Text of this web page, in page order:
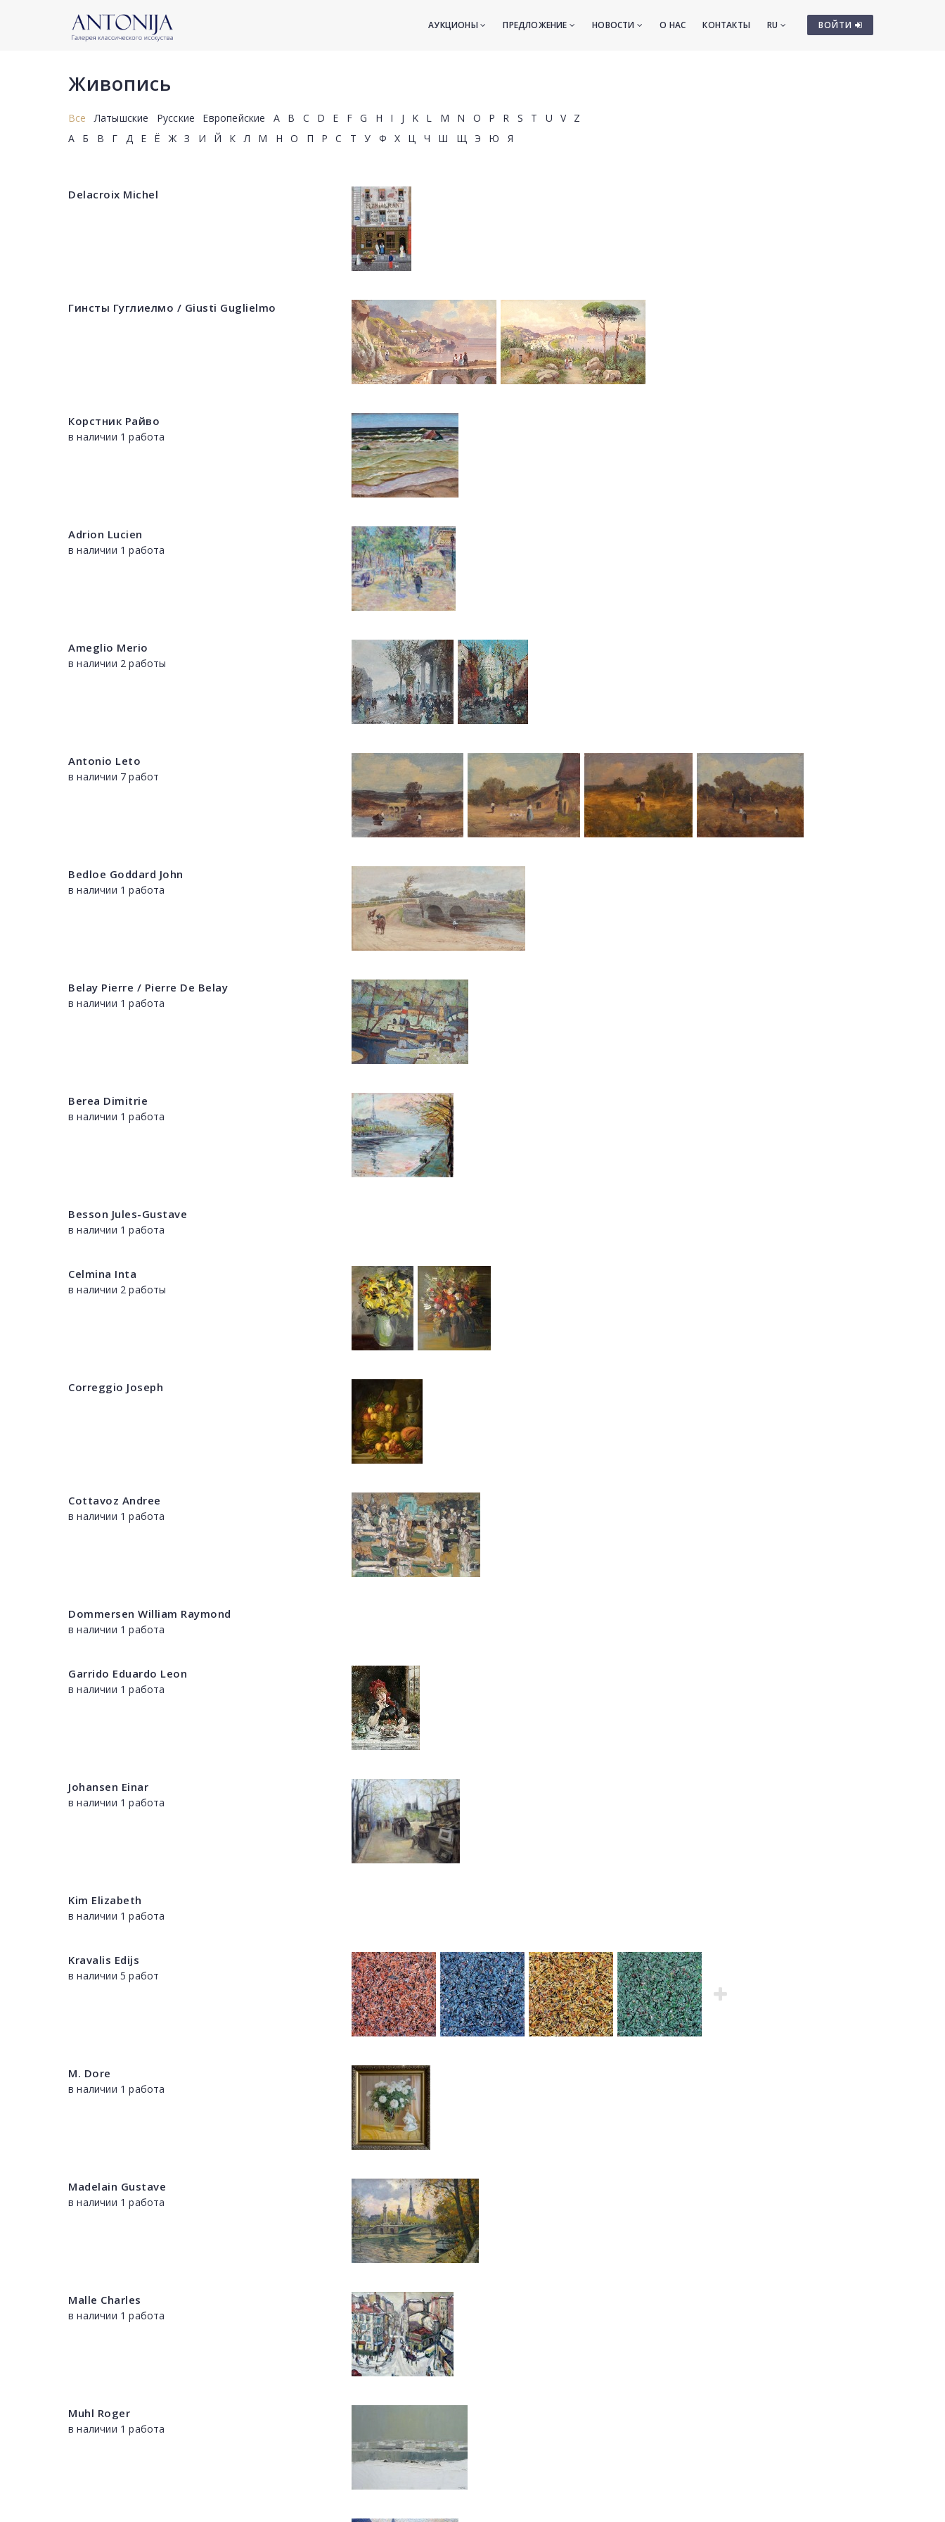
ВОЙТИ
АУКЦИОНЫ ПРЕДЛОЖЕНИЕ НОВОСТИ О НАС КОНТАКТЫ RU
Живопись
Все Латышские Русские Европейские A B C D E F G H I J K L M N O P R S T U V
Z
А
Б В Г Д Е Ё Ж З И Й К Л М Н О П Р С Т У Ф Х Ц Ч Ш Щ Э Ю Я
Delacroix Michel
Гинсты Гуглиелмо / Giusti Guglielmo
Корстник Райво
в наличии 1 работа
Adrion Lucien
в наличии 1 работа
Ameglio Merio
в наличии 2 работы
Antonio Leto
в наличии 7 работ
Bedloe Goddard John
в наличии 1 работа
Belay Pierre / Pierre De Belay
в наличии 1 работа
Berea Dimitrie
в наличии 1 работа
Besson Jules-Gustave
в наличии 1 работа
Celmina Inta
в наличии 2 работы
Correggio Joseph
Cottavoz Andree
в наличии 1 работа
Dommersen William Raymond
в наличии 1 работа
Garrido Eduardo Leon
в наличии 1 работа
Johansen Einar
в наличии 1 работа
Kim Elizabeth
в наличии 1 работа
Kravalis Edijs
в наличии 5 работ
M. Dore
в наличии 1 работа
Madelain Gustave
в наличии 1 работа
Malle Charles
в наличии 1 работа
Muhl Roger
в наличии 1 работа